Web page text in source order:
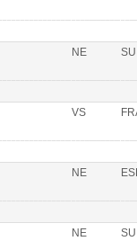
NE
VS
NE
NE